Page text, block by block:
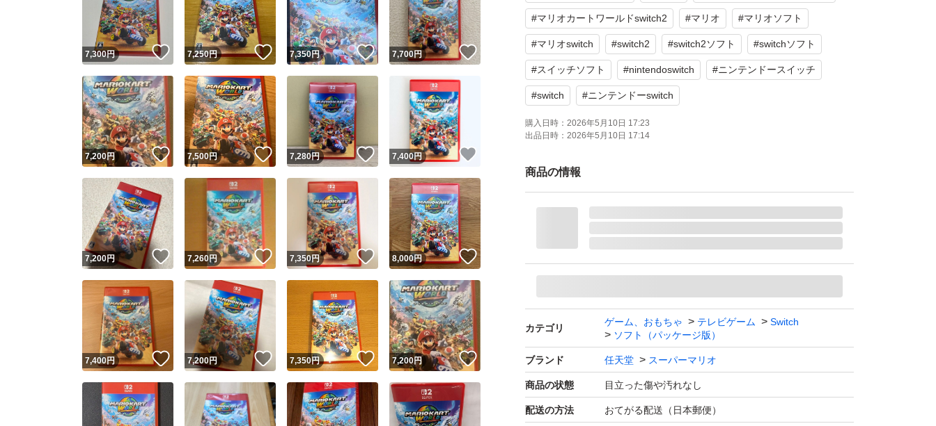
#マリオカートワールドswitch2 #マリオ #マリオソフト
#マリオswitch #switch2 #switch2ソフト #switchソフト
#スイッチソフト #nintendoswitch #ニンテンドースイッチ
#switch #ニンテンドーswitch
購入日時： 2026年5月10日 17:23
出品日時： 2026年5月10日 17:14
商品の情報
カテゴリ
ゲーム、おもちゃ テレビゲーム
Switch
ソフト（パッケージ版）
ブランド 任天堂 スーパーマリオ
商品の状態 目立った傷や汚れなし
配送の方法 おてがる配送（日本郵便）
7,300円 いいね！
7,250円 いいね！
7,350円 いいね！
7,700円
7,200円 いいね！
7,500円 いいね！
7,280円 いいね！
7,400円
7,200円 いいね！
7,260円 いいね！
7,350円 いいね！
8,000円 いいね！
7,400円 いいね！
7,200円 いいね！
7,350円 いいね！
7,200円